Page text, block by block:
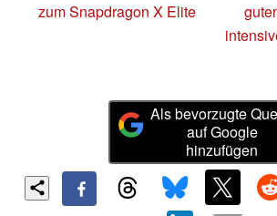
zum Snapdragon X Elite
Als bevorzugte
auf Google
hinzufügen